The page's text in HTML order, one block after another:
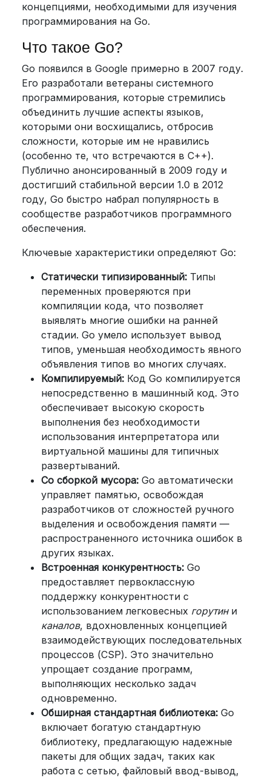
концепциями, необходимыми для изучения
программирования на Go.
Что такое Go?
Go появился в Google примерно в 2007 году.
Его разработали ветераны системного
программирования, которые стремились
объединить лучшие аспекты языков,
которыми они восхищались, отбросив
сложности, которые им не нравились
(особенно те, что встречаются в C++).
Публично анонсированный в 2009 году и
достигший стабильной версии 1.0 в 2012
году, Go быстро набрал популярность в
сообществе разработчиков программного
обеспечения.
Ключевые характеристики определяют Go:
Статически типизированный: Типы
переменных проверяются при
компиляции кода, что позволяет
выявлять многие ошибки на ранней
стадии. Go умело использует вывод
типов, уменьшая необходимость явного
объявления типов во многих случаях.
Компилируемый: Код Go компилируется
непосредственно в машинный код. Это
обеспечивает высокую скорость
выполнения без необходимости
использования интерпретатора или
виртуальной машины для типичных
развертываний.
Со сборкой мусора: Go автоматически
управляет памятью, освобождая
разработчиков от сложностей ручного
выделения и освобождения памяти —
распространенного источника ошибок в
других языках.
Встроенная конкурентность: Go
предоставляет первоклассную
поддержку конкурентности с
использованием легковесных горутини
каналов, вдохновленных концепцией
взаимодействующих последовательных
процессов (CSP). Это значительно
упрощает создание программ,
выполняющих несколько задач
одновременно.
Обширная стандартная библиотека: Go
включает богатую стандартную
библиотеку, предлагающую надежные
пакеты для общих задач, таких как
работа с сетью, файловый ввод-вывод,